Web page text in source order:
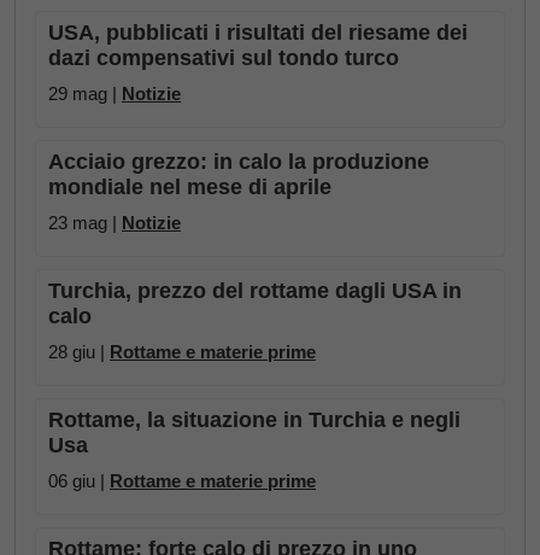
USA, pubblicati i risultati del riesame dei
dazi compensativi sul tondo turco
29 mag | Notizie
Acciaio grezzo: in calo la produzione
mondiale nel mese di aprile
23 mag | Notizie
Turchia, prezzo del rottame dagli USA in
calo
28 giu | Rottame e materie prime
Rottame, la situazione in Turchia e negli
Usa
06 giu | Rottame e materie prime
Rottame: forte calo di prezzo in uno